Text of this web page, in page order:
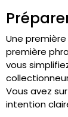
Une
première
vous
Vous avez
intention